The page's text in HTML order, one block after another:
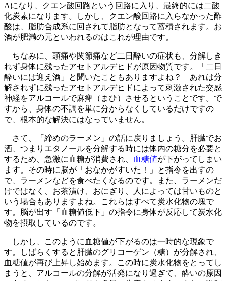
Aになり、クエン酸回路という回路に入り、最終的には二酸
化炭素になります。しかし、クエン酸回路に入らなかった酢
酸は、脂肪合成系に回されて脂肪となって蓄積されます。お
酒が肥満の元といわれるのはこれが理由です。
ちなみに、頭痛や関節痛など二日酔いの症状も、分解しき
れず身体に残ったアセトアルデヒドが原因物質です。「二日
酔いには迎え酒」と聞いたこともありますよね？ あれは分
解されずに残ったアセトアルデヒドによって刺激された交感
神経をアルコールで麻痺（まひ）させるということです。で
すから、身体の不調を単に分からなくしているだけですの
で、根本的な解決にはなっていません。
さて、「締めのラーメン」の話に戻りましょう。肝臓でお
酒、つまりエタノールを分解する時には体内の糖分を必要と
するため、急激に血糖が消費され、
血糖値が下がってしまい
ます。その時に脳が「おなかがすいた！」と指令を出すの
で、ラーメンなどを食べたくなるのです。また、ラーメンだ
けではなく、お茶漬け、おにぎり、人によっては甘いものと
いう場合もありますよね。これらはすべて炭水化物の塊で
す。脳が出す「血糖値低下」の指令に身体が反応して炭水化
物を摂取しているのです。
しかし、このように血糖値が下がるのは一時的な現象で
す。しばらくすると肝臓のグリコーゲン（糖）が分解され、
血糖値が再び上昇し始めます。この時に炭水化物をとってし
まうと、アルコールの分解が活発になり過ぎて、酔いの原因